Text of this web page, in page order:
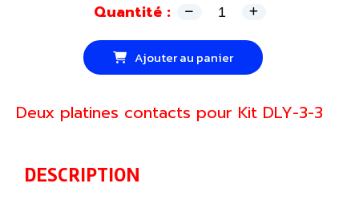
Quantité :
Ajouter au panier
Deux platines contacts pour Kit DLY-3-3
DESCRIPTION